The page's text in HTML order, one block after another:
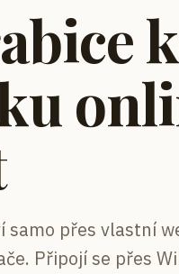
samo přes vlastní
Připojí se přes